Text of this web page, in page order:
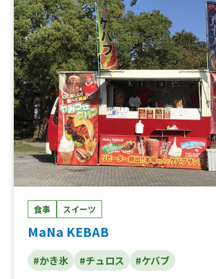
食事 スイーツ
MaNa KEBAB
#かき氷 #チュロス #ケバブ